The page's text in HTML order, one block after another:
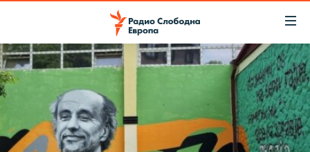
Оди
на
содржината
главната
МАКЕДОНИЈА
ВИЗУЕЛНО
ВЕСТИ